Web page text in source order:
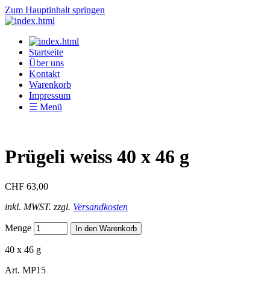
Zum Hauptinhalt springen
Startseite
Über uns
Kontakt
Warenkorb
Impressum
☰ Menü
Prügeli weiss 40 x 46 g
CHF 63,00
inkl. MWST. zzgl. Versandkosten
Menge
40 x 46 g
Art. MP15